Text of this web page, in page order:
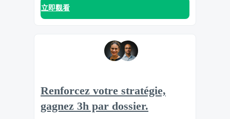
立即觀看
Renforcez votre stratégie,
gagnez 3h par dossier.